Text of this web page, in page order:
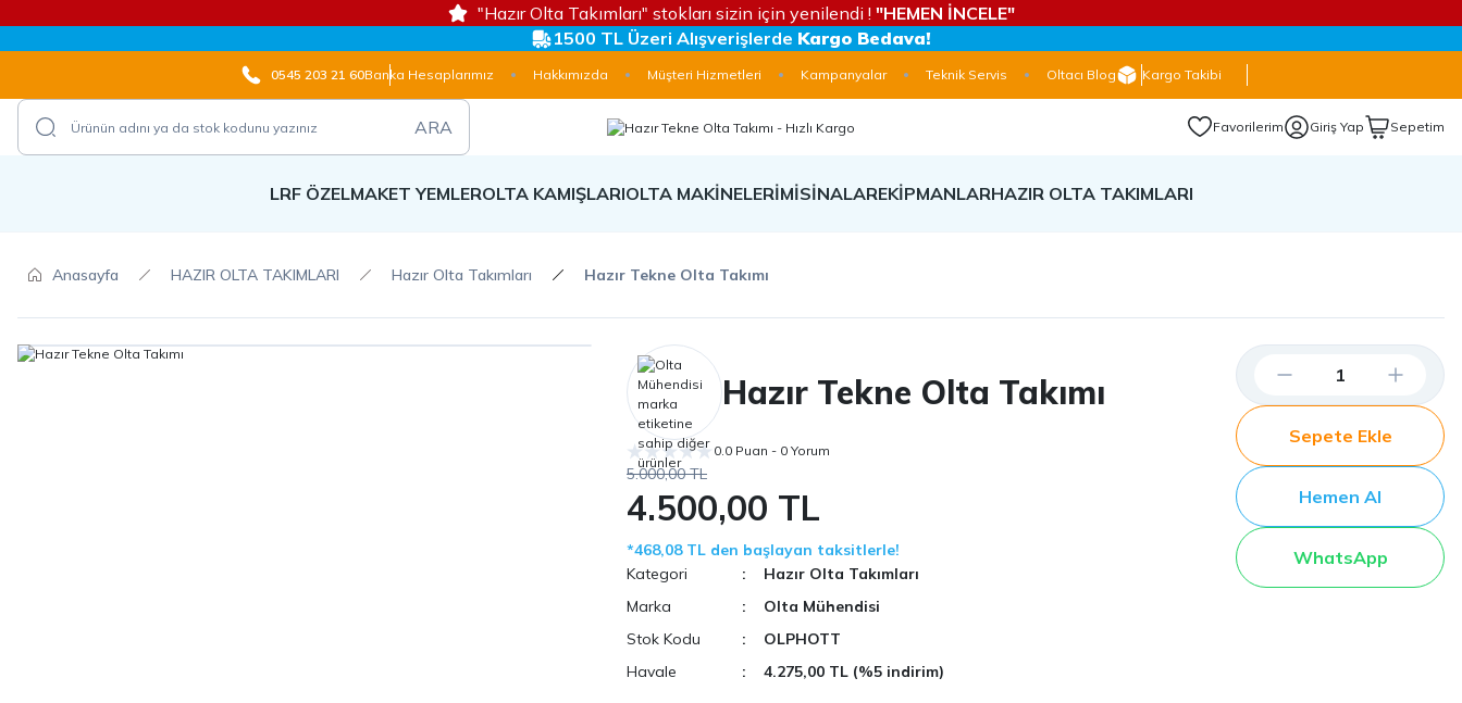
"Hazır Olta Takımları" stokları sizin için yenilendi ! "HEMEN İNCELE"
1500 TL Üzeri Alışverişlerde Kargo Bedava!
0545 203 21 60Banka Hesaplarımız Hakkımızda Müşteri Hizmetleri Kampanyalar Teknik Servis Oltacı Blog Kargo Takibi
ARA Favorilerim Giriş Yap Sepetim
LRF ÖZELMAKET YEMLEROLTA KAMIŞLARIOLTA MAKİNELERİMİSİNALAREKİPMANLARHAZIR OLTA TAKIMLARI
Anasayfa HAZIR OLTA TAKIMLARI Hazır Olta Takımları Hazır Tekne Olta Takımı
Hazır Tekne Olta Takımı
0.0 Puan - 0 Yorum
5.000,00 TL
4.500,00 TL
*468,08 TL den başlayan taksitlerle!
Kategori
Hazır Olta Takımları
Marka
Olta Mühendisi
Stok Kodu
OLPHOTT
Havale
4.275,00 TL (%5 indirim)
Sepete Ekle
Hemen Al
WhatsApp